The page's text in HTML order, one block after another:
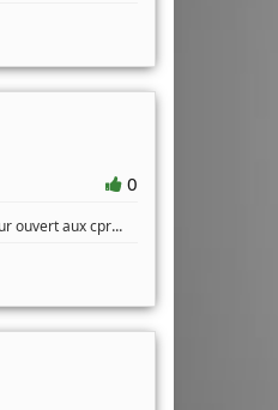
0
ouvert aux cpr...